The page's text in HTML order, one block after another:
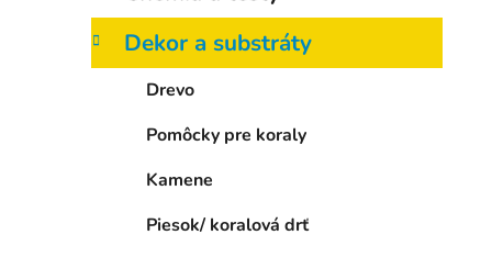
l
Dekor a substráty
Drevo
Pomôcky pre koraly
Kamene
Piesok/ koralová drť